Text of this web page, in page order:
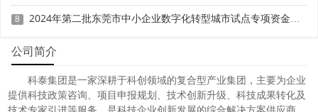
8 2024年第二批东莞市中小企业数字化转型城市试点专项资金两化融合管理体系贯标项目拟资助企业名单的公示
公司简介
科泰集团是一家深耕于科创领域的复合型产业集团，主要为企业
提供科技政策咨询、项目申报规划、技术创新升级、科技成果转化及
技术专家引进等服务，是科技企业创新发展的综合解决方案供应商...